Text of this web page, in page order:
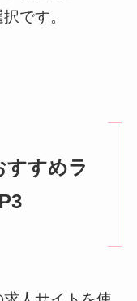
です。
すすめラ